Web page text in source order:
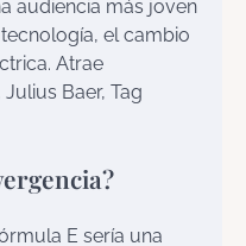
audiencia más joven
el cambio
Atrae
Baer, Tag
E sería una